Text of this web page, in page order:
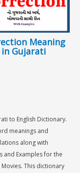
Meaning
in Gujarati
to English Dictionary.
meanings and
along with
and Examples for the
This dictionary